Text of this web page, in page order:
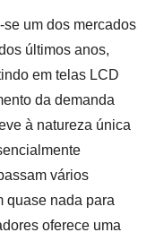
um dos mercados
últimos anos,
em telas LCD
da demanda
à natureza única
vários
quase nada para
oferece uma